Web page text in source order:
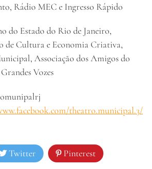
Rádio MEC e Ingresso Rápido
do Estado do Rio de Janeiro,
de Cultura e Economia Criativa,
Associação dos Amigos do
Vozes
theatro.municipal.3/
Twitter Pinterest